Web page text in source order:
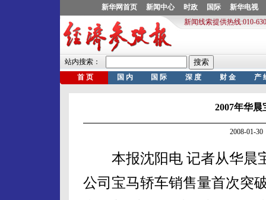
2007年华
2008-01-
本报沈阳电 记者从华晨宝
公司宝马轿车销售量首次突